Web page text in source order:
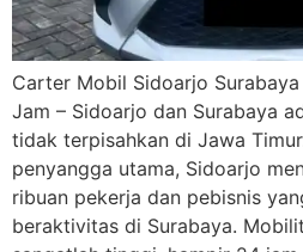
Carter Mobil Sidoarjo
Jam – Sidoarjo dan Surabaya
tidak terpisahkan di Jawa
penyangga utama, Sidoarjo
ribuan pekerja dan pebisnis
beraktivitas di Surabaya.